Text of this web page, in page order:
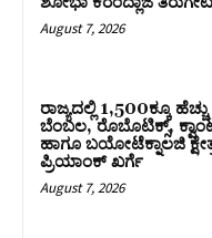
August 7, 2026
ರಾಜ್ಯದಲ್ಲಿ 1,500ಕ್ಕೂ
ಬೆಂಬಲ, ರೊಬೊಟಿಕ್ಸ್,
ಹಾಗೂ ಬಯೋಟೆಕ್ನಾಲಜಿ
ಪ್ರಿಯಾಂಕ್‌ ಖರ್ಗೆ
August 7, 2026